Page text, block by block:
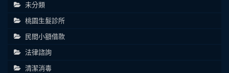
未分類
桃園生髮診所
民間小額借款
法律諮詢
清潔消毒